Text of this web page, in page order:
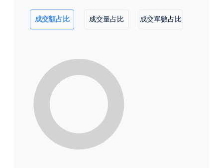
成交額占比 成交量占比 成交單數占比